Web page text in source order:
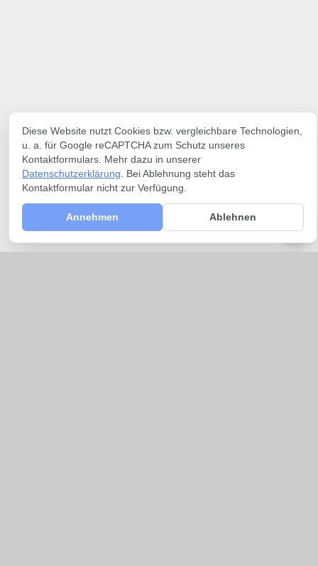
Diese Website nutzt Cookies bzw. vergleichbare Technologien,
u. a. für Google reCAPTCHA zum Schutz unseres
Kontaktformulars. Mehr dazu in unserer
Datenschutzerklärung . Bei Ablehnung steht das
Kontaktformular nicht zur Verfügung.
Annehmen Ablehnen